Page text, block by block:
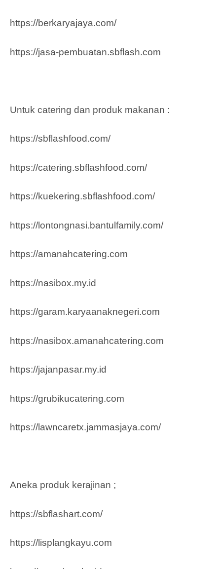
https://berkaryajaya.com/
https://jasa-pembuatan.sbflash.com
Untuk catering dan produk makanan :
https://sbflashfood.com/
https://catering.sbflashfood.com/
https://kuekering.sbflashfood.com/
https://lontongnasi.bantulfamily.com/
https://amanahcatering.com
https://nasibox.my.id
https://garam.karyaanaknegeri.com
https://nasibox.amanahcatering.com
https://jajanpasar.my.id
https://grubikucatering.com
https://lawncaretx.jammasjaya.com/
Aneka produk kerajinan ;
https://sbflashart.com/
https://lisplangkayu.com